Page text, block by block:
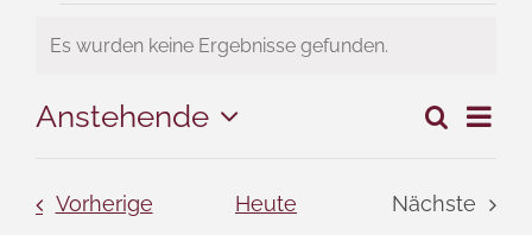
Veranstaltungen
Hinweis
Es wurden keine Ergebnisse gefunden.
Suche
Suche
Liste
Anstehende
VorherigeVeranstaltungen
Heute
Nächste